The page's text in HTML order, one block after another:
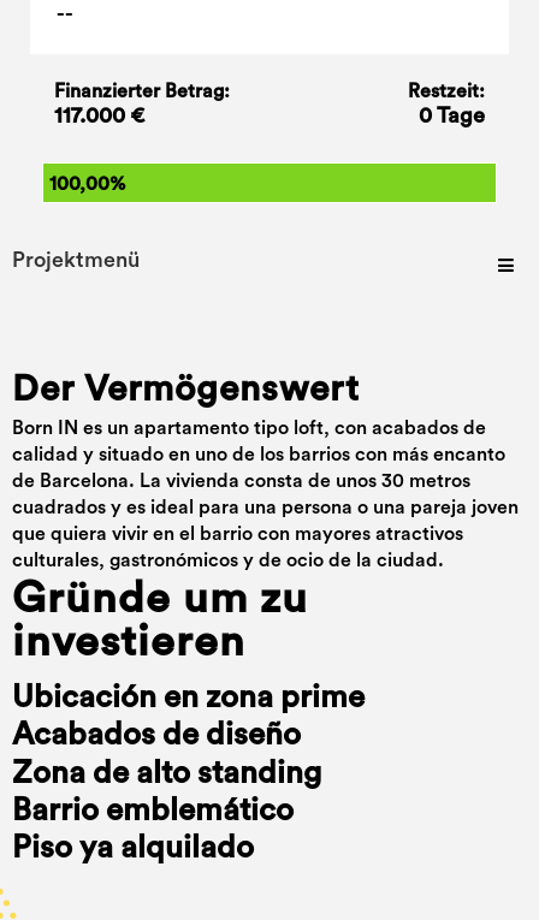
Finanzierter Betrag:
117.000 €
Restzeit:
0 Tage
100,00%
Projektmenü
Der Vermögenswert
Born IN es un apartamento tipo loft, con acabados de
calidad y situado en uno de los barrios con más encanto
de Barcelona. La vivienda consta de unos 30 metros
cuadrados y es ideal para una persona o una pareja joven
que quiera vivir en el barrio con mayores atractivos
culturales, gastronómicos y de ocio de la ciudad.
Gründe um zu
investieren
Ubicación en zona prime
Acabados de diseño
Zona de alto standing
Barrio emblemático
Piso ya alquilado